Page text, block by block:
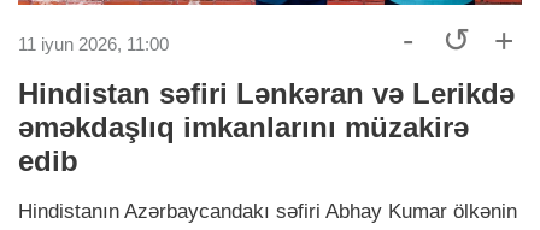
11 iyun 2026, 11:00 - ↺ +
Hindistan səfiri Lənkəran və Lerikdə
əməkdaşlıq imkanlarını müzakirə
edib
Hindistanın Azərbaycandakı səfiri Abhay Kumar ölkənin